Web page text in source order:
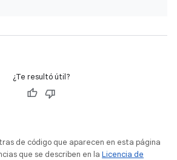
¿Te resultó útil?
de código que aparecen en esta página
que se describen en la Licencia de